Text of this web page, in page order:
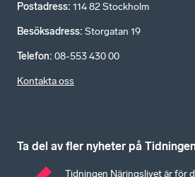
Postadress: 114 82 Stockholm
Besöksadress: Storgatan 19
Telefon: 08-553 430 00
Kontakta oss
Ta del av fler nyheter på
Tidningen Näringslivet är för